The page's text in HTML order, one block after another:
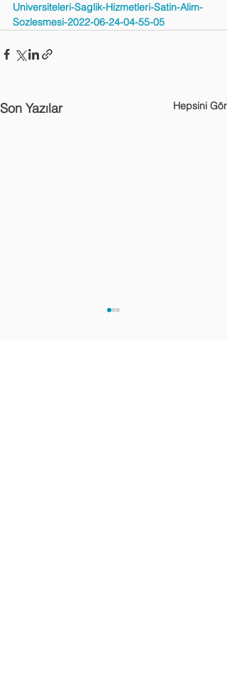
Universiteleri-Saglik-Hizmetleri-Satin-Alim-
Sozlesmesi-2022-06-24-04-55-05
Son Yazılar Hepsini Gör